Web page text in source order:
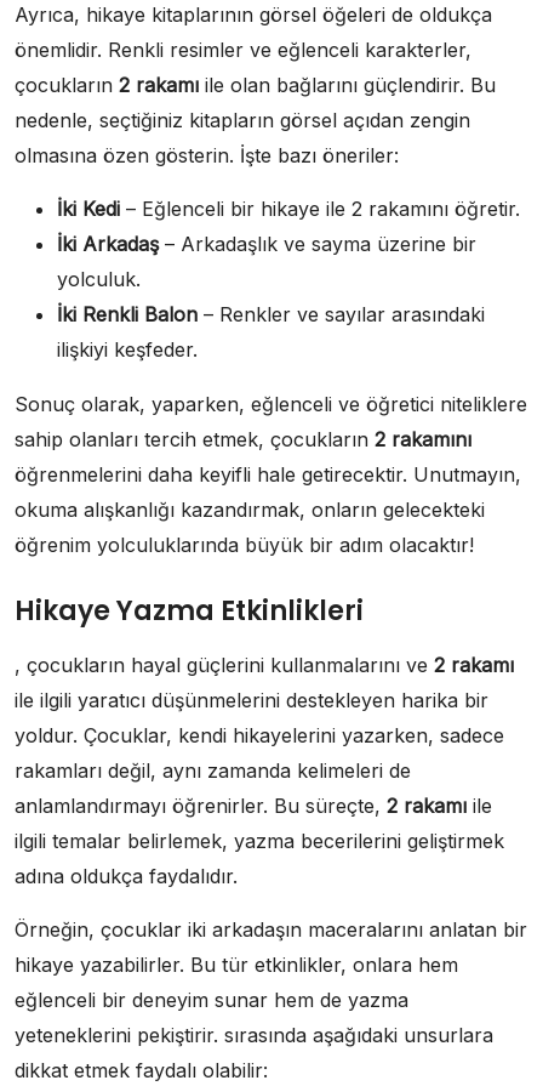
Ayrıca, hikaye kitaplarının görsel öğeleri de oldukça
önemlidir. Renkli resimler ve eğlenceli karakterler,
çocukların 2 rakamı ile olan bağlarını güçlendirir. Bu
nedenle, seçtiğiniz kitapların görsel açıdan zengin
olmasına özen gösterin. İşte bazı öneriler:
İki Kedi – Eğlenceli bir hikaye ile 2 rakamını öğretir.
İki Arkadaş– Arkadaşlık ve sayma üzerine bir
yolculuk.
İki Renkli Balon – Renkler ve sayılar arasındaki
ilişkiyi keşfeder.
Sonuç olarak, yaparken, eğlenceli ve öğretici niteliklere
sahip olanları tercih etmek, çocukların 2 rakamını
öğrenmelerini daha keyifli hale getirecektir. Unutmayın,
okuma alışkanlığı kazandırmak, onların gelecekteki
öğrenim yolculuklarında büyük bir adım olacaktır!
Hikaye Yazma Etkinlikleri
, çocukların hayal güçlerini kullanmalarını ve 2 rakamı
ile ilgili yaratıcı düşünmelerini destekleyen harika bir
yoldur. Çocuklar, kendi hikayelerini yazarken, sadece
rakamları değil, aynı zamanda kelimeleri de
anlamlandırmayı öğrenirler. Bu süreçte, 2 rakamı ile
ilgili temalar belirlemek, yazma becerilerini geliştirmek
adına oldukça faydalıdır.
Örneğin, çocuklar iki arkadaşın maceralarını anlatan bir
hikaye yazabilirler. Bu tür etkinlikler, onlara hem
eğlenceli bir deneyim sunar hem de yazma
yeteneklerini pekiştirir. sırasında aşağıdaki unsurlara
dikkat etmek faydalı olabilir: